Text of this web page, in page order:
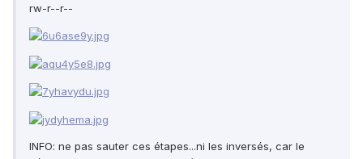
rw-r--r--
INFO: ne pas sauter ces étapes...ni les inversés, car le